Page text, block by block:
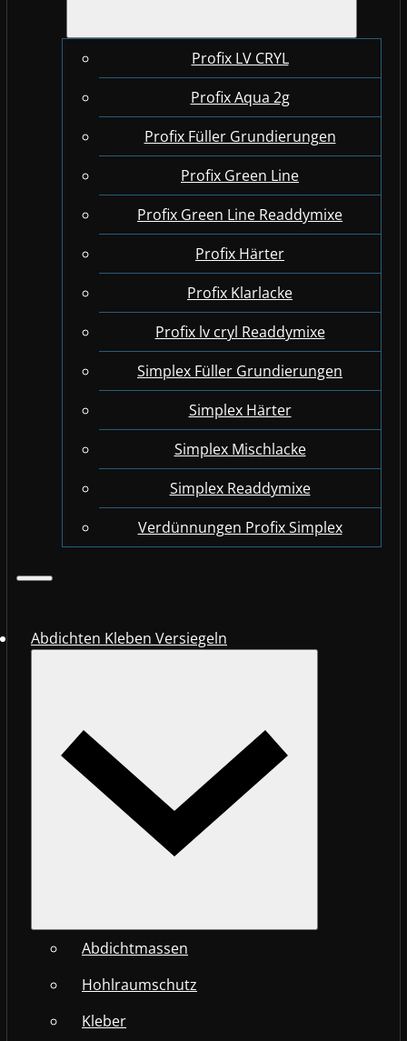
Profix LV CRYL
Profix Aqua 2g
Profix Füller Grundierungen
Profix Green Line
Profix Green Line Readdymixe
Profix Härter
Profix Klarlacke
Profix lv cryl Readdymixe
Simplex Füller Grundierungen
Simplex Härter
Simplex Mischlacke
Simplex Readdymixe
Verdünnungen Profix Simplex
Abdichten Kleben Versiegeln
Abdichtmassen
Hohlraumschutz
Kleber